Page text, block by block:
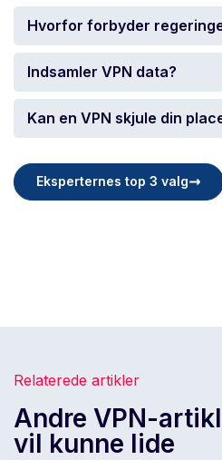
Hvorfor forbyder
Indsamler VPN data?
Kan en VPN skjule din
Eksperternes top 3 valg
Relaterede artikler
Andre VPN-
vil kunne lide